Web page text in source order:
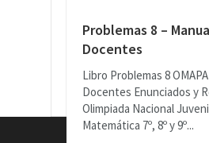
Problemas 8 –
Docentes
Libro Problemas 8
Docentes Enunciados y
Olimpiada Nacional
Matemática 7º, 8º y 9º...